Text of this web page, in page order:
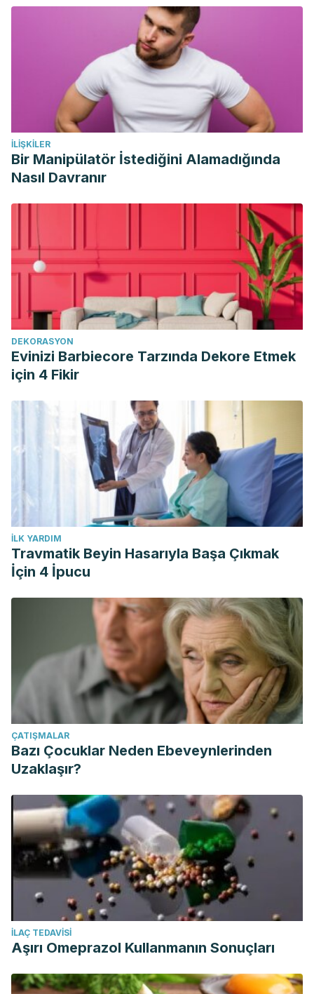
Bradley, L. A. (2009). Pathophysiology of Fibromyalgia.
American Journal of Medicine.
https://doi.org/10.1016/j.amjmed.2009.09.008
İLIŞKILER
Bir Manipülatör İstediğini Alamadığında
Nasıl Davranır
DEKORASYON
Evinizi Barbiecore Tarzında Dekore Etmek
için 4 Fikir
İLK YARDIM
Travmatik Beyin Hasarıyla Başa Çıkmak
İçin 4 İpucu
ÇATIŞMALAR
Bazı Çocuklar Neden Ebeveynlerinden
Uzaklaşır?
İLAÇ TEDAVISI
Aşırı Omeprazol Kullanmanın Sonuçları